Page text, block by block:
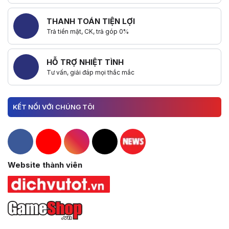
THANH TOÁN TIỆN LỢI
Trả tiền mặt, CK, trả góp 0%
HỖ TRỢ NHIỆT TÌNH
Tư vấn, giải đáp mọi thắc mắc
KẾT NỐI VỚI CHÚNG TÔI
Hacom Facebook
Hacom YouTube
Hacom Instagram
Hacom TikTok
Website thành viên